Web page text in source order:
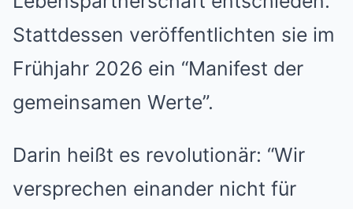
Stattdessen veröffentlichten sie im
Frühjahr 2026 ein “Manifest der
gemeinsamen Werte”.
Darin heißt es revolutionär: “Wir
versprechen einander nicht für